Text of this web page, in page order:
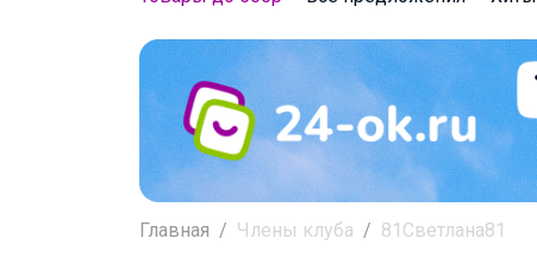
Главная Члены клуба 81Светлана81